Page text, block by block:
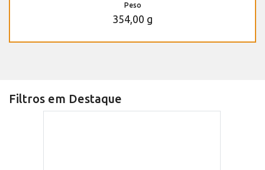
Peso
354,00 g
Filtros em Destaque